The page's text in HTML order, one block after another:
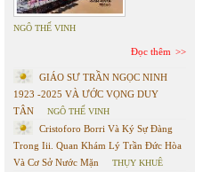
NGÔ THẾ VINH
Đọc thêm
GIÁO SƯ TRẦN NGỌC NINH
1923 -2025 VÀ ƯỚC VỌNG DUY
TÂN
NGÔ THẾ VINH
Cristoforo Borri Và Ký Sự Đàng
Trong Iii. Quan Khám Lý Trần Đức Hòa
Và Cơ Sở Nước Mặn
THỤY KHUÊ